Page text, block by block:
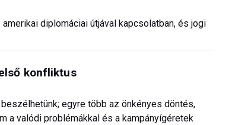
diplomáciai útjával kapcsolatban, és jogi
konfliktus
egyre több az önkényes döntés,
a valódi problémákkal és a kampányígéretek